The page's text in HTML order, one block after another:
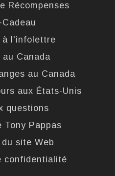
Récompenses
à l'infolettre
Canada
au Canada
aux États-Unis
questions
Tony Pappas
site Web
confidentialité